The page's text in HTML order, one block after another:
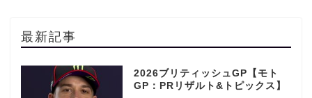
最新記事
2026ブリティッシュGP【モト
GP：PRリザルト&トピックス】